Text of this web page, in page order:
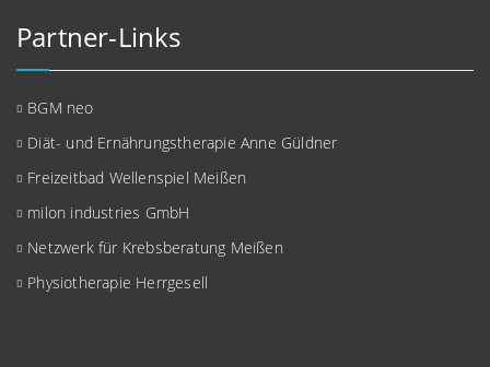
Partner-Links
BGM neo
Diät- und Ernährungstherapie Anne Güldner
Freizeitbad Wellenspiel Meißen
milon industries GmbH
Netzwerk für Krebsberatung Meißen
Physiotherapie Herrgesell